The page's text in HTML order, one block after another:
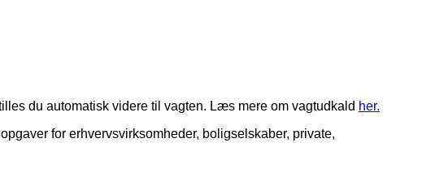
du automatisk videre til vagten. Læs mere om vagtudkald her.
for erhvervsvirksomheder, boligselskaber, private,